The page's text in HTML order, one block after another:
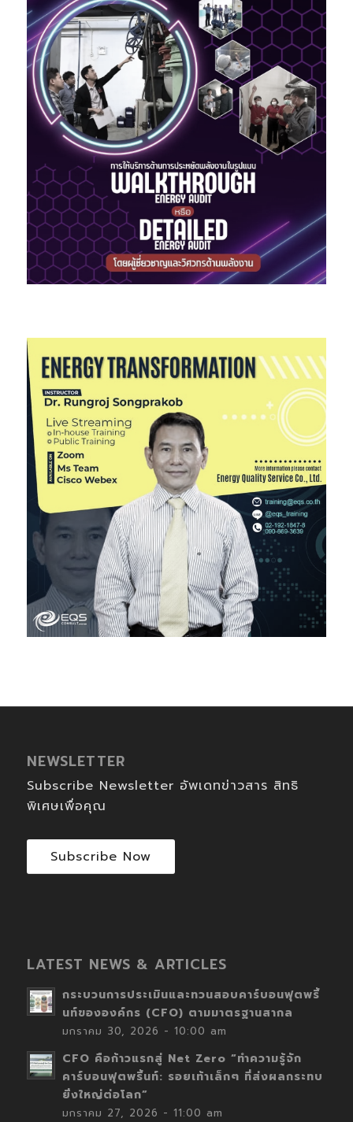
NEWSLETTER
Subscribe Newsletter อัพเดทข่าวสาร สิทธิ
พิเศษเพื่อคุณ
Subscribe Now
LATEST NEWS & ARTICLES
กระบวนการประเมินและทวนสอบคาร์บอนฟุตพริ้
นท์ขององค์กร (CFO) ตามมาตรฐานสากล
มกราคม 30, 2026 - 10:00 am
CFO คือก้าวแรกสู่ Net Zero “ทำความรู้จัก
คาร์บอนฟุตพริ้นท์: รอยเท้าเล็กๆ ที่ส่งผลกระทบ
ยิ่งใหญ่ต่อโลก”
มกราคม 27, 2026 - 11:00 am